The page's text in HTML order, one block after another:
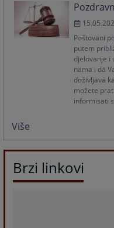
Poštovani
putem
djelovanje i
nama i da
doživljava
možete
informisati
Više
Brzi linkovi